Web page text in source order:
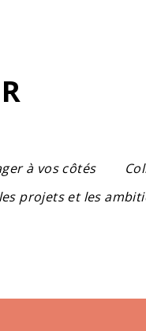
à vos côtés
projets et les